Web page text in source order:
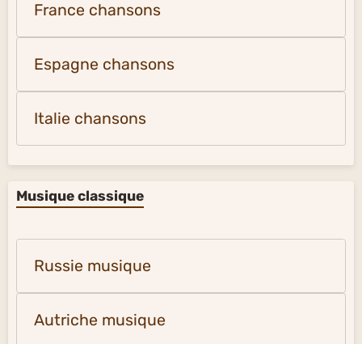
France chansons
Espagne chansons
Italie chansons
Musique classique
Russie musique
Autriche musique